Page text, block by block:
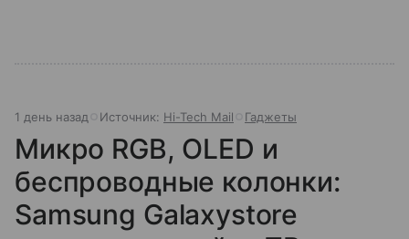
1 день назад Источник: Hi-Tech Mail Гаджеты
Микро RGB, OLED и
беспроводные колонки:
Samsung Galaxystore